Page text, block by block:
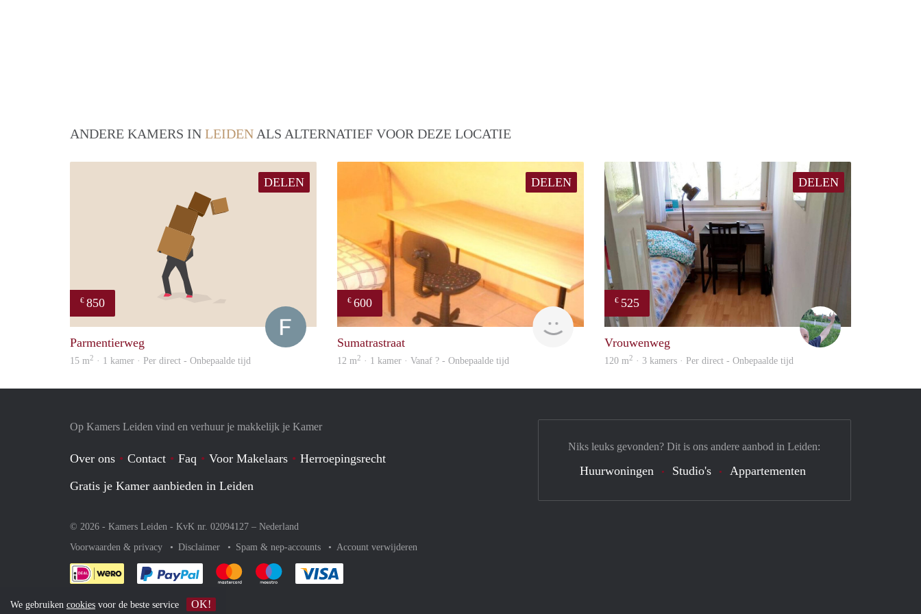
ANDERE KAMERS IN LEIDEN ALS ALTERNATIEF VOOR DEZE LOCATIE
DELEN
€ 850
Parmentierweg
15 m2 · 1 kamer · Per direct - Onbepaalde tijd
DELEN
€ 600
Sumatrastraat
12 m2 · 1 kamer · Vanaf ? - Onbepaalde tijd
DELEN
€ 525
Vrouwenweg
120 m2 · 3 kamers · Per direct - Onbepaalde tijd
Op Kamers Leiden vind en verhuur je makkelijk je Kamer
Over ons Contact Faq Voor Makelaars
Herroepingsrecht
Gratis je Kamer aanbieden in Leiden
© 2026 - Kamers Leiden - KvK nr. 02094127 – Nederland
Voorwaarden & privacy
Disclaimer Spam & nep-accounts Account verwijderen
Je rekent gemakkelijk af met Paypal
Je rekent gemakkelijk af met Mastercard
Je rekent gemakkelijk af met Meastro
Niks leuks gevonden? Dit is ons andere aanbod in Leiden:
Huurwoningen Studio's Appartementen
We gebruiken cookies voor de beste service OK!